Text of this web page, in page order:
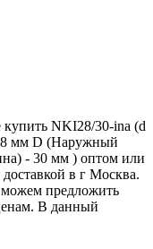
NKI28/30-ina (d
мм D (Наружный
- 30 мм ) оптом или
в г Москва.
предложить
В данный